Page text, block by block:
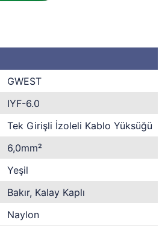
GWEST
IYF-6.0
Tek Girişli İzoleli Kablo Yüksüğü
6,0mm²
Yeşil
Bakır, Kalay Kaplı
Naylon